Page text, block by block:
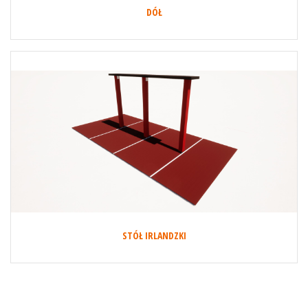
DÓŁ
STÓŁ IRLANDZKI